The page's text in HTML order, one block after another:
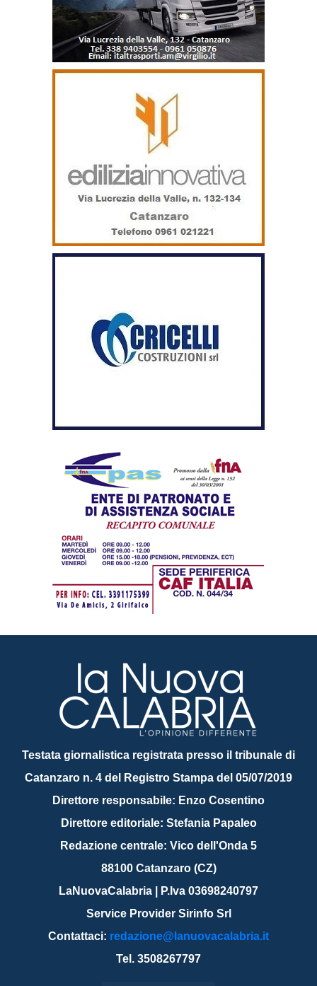
Testata giornalistica registrata presso il tribunale di
Catanzaro n. 4 del Registro Stampa del 05/07/2019
Direttore responsabile: Enzo Cosentino
Direttore editoriale: Stefania Papaleo
Redazione centrale: Vico dell'Onda 5
88100 Catanzaro (CZ)
LaNuovaCalabria | P.Iva 03698240797
Service Provider Sirinfo Srl
Contattaci: redazione@lanuovacalabria.it
Tel. 3508267797